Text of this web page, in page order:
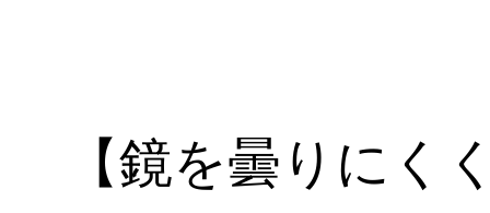
【鏡を曇りにく